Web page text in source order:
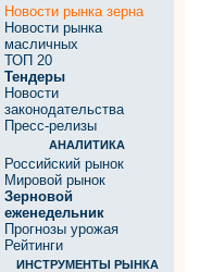
Новости рынка зерна
Новости рынка
масличных
ТОП 20
Тендеры
Новости
законодательства
Пресс-релизы
АНАЛИТИКА
Российский рынок
Мировой рынок
Зерновой
еженедельник
Прогнозы урожая
Рейтинги
ИНСТРУМЕНТЫ РЫНКА